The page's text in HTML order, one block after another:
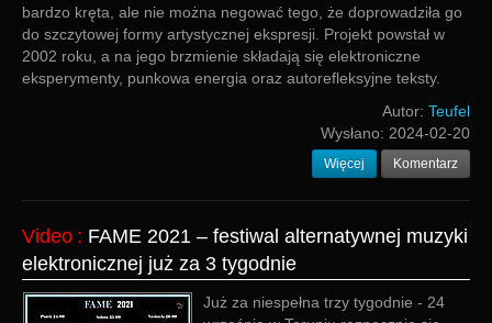
Login
bardzo kręta, ale nie można negować tego, że doprowadziła go
do szczytowej formy artystycznej ekspresji. Projekt powstał w
2002 roku, a na jego brzmienie składają się elektroniczne
eksperymenty, punkowa energia oraz autorefleksyjne teksty.
Autor: Teufel
Wysłano: 2024-02-20
Więcej Komentarz
Video : FAME 2021 – festiwal alternatywnej muzyki
elektronicznej już za 3 tygodnie
Już za niespełna trzy tygodnie - 24